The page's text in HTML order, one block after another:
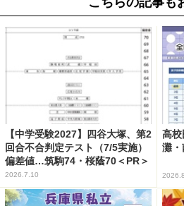
【中学受験2027】四谷大塚、第2
回合不合判定テスト（7/5実施）
偏差値…筑駒74・桜蔭70＜PR＞
2026.7.10
高校
灘・